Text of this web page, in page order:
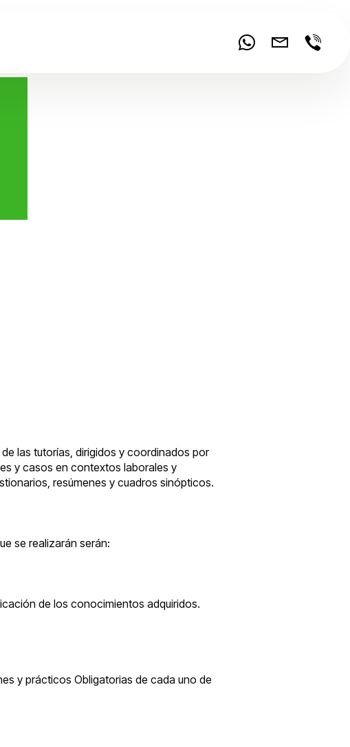
las tutorías, dirigidos y coordinados por
y casos en contextos laborales y
resúmenes y cuadros sinópticos.
se realizarán serán:
de los conocimientos adquiridos.
y prácticos Obligatorias de cada uno de